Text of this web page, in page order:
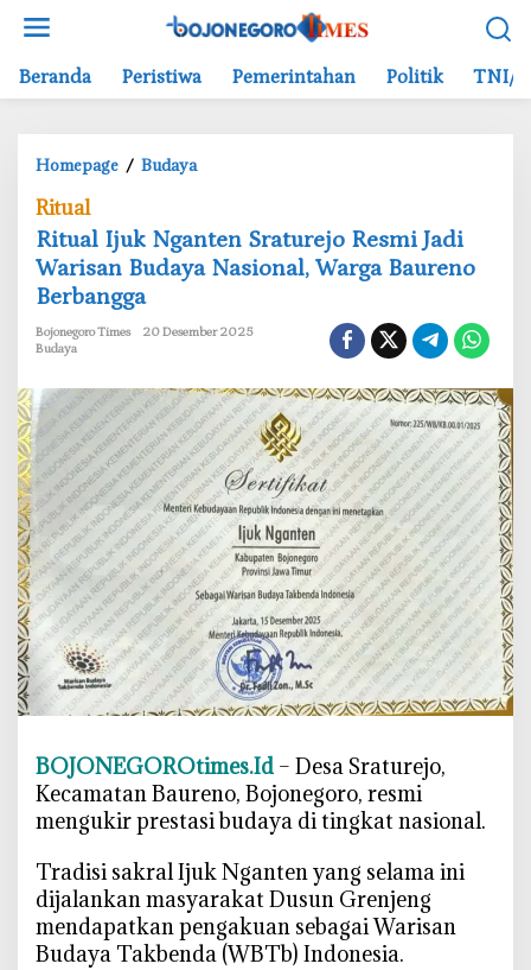
Beranda Peristiwa Pemerintahan Politik TNI/
Homepage / Budaya
t
u
l
u
k
N
g
a
n
t
e
n
S
r
a
t
r
e
j
R
e
s
m
Ritual
‎Ritual Ijuk Nganten Sraturejo Resmi Jadi
Warisan Budaya Nasional, Warga Baureno
Berbangga
Bojonegoro Times
20 Desember 2025
Budaya
BOJONEGOROtimes.Id – Desa Sraturejo,
Kecamatan Baureno, Bojonegoro, resmi
mengukir prestasi budaya di tingkat nasional.
‎Tradisi sakral Ijuk Nganten yang selama ini
dijalankan masyarakat Dusun Grenjeng
mendapatkan pengakuan sebagai Warisan
Budaya Takbenda (WBTb) Indonesia.